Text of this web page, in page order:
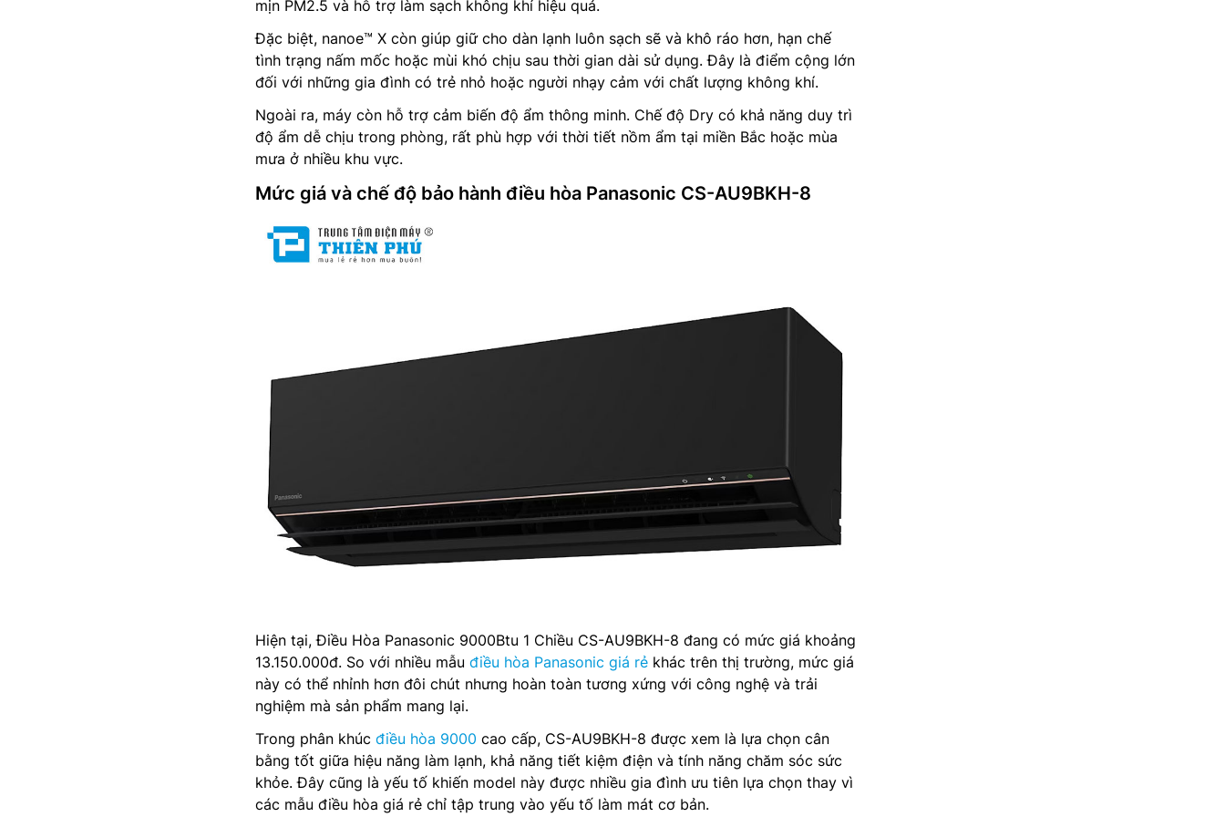
mịn PM2.5 và hỗ trợ làm sạch không khí hiệu quả.
Đặc biệt, nanoe™ X còn giúp giữ cho dàn lạnh luôn sạch sẽ và khô ráo hơn, hạn chế
tình trạng nấm mốc hoặc mùi khó chịu sau thời gian dài sử dụng. Đây là điểm cộng lớn
đối với những gia đình có trẻ nhỏ hoặc người nhạy cảm với chất lượng không khí.
Ngoài ra, máy còn hỗ trợ cảm biến độ ẩm thông minh. Chế độ Dry có khả năng duy trì
độ ẩm dễ chịu trong phòng, rất phù hợp với thời tiết nồm ẩm tại miền Bắc hoặc mùa
mưa ở nhiều khu vực.
Mức giá và chế độ bảo hành điều hòa Panasonic CS-AU9BKH-8
Hiện tại, Điều Hòa Panasonic 9000Btu 1 Chiều CS-AU9BKH-8 đang có mức giá khoảng
13.150.000đ. So với nhiều mẫu điều hòa Panasonic giá rẻ khác trên thị trường, mức giá
này có thể nhỉnh hơn đôi chút nhưng hoàn toàn tương xứng với công nghệ và trải
nghiệm mà sản phẩm mang lại.
Trong phân khúc điều hòa 9000 cao cấp, CS-AU9BKH-8 được xem là lựa chọn cân
bằng tốt giữa hiệu năng làm lạnh, khả năng tiết kiệm điện và tính năng chăm sóc sức
khỏe. Đây cũng là yếu tố khiến model này được nhiều gia đình ưu tiên lựa chọn thay vì
các mẫu điều hòa giá rẻ chỉ tập trung vào yếu tố làm mát cơ bản.